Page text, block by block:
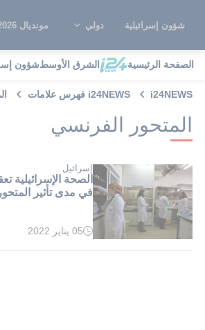
شؤون إسرائيلية دولي مونديال 2026
الصفحة الرئيسية الشرق الأوسطشؤون
i24NEWS i24NEWS فهرس علامات
المتحور الفرنسي
إسرائيل
الصحة الإسرائيلية
في مدى تأثير
وقت
05 يناير 2022